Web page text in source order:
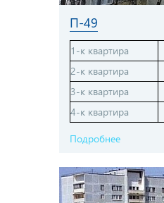
П-49
1-к квартира
2-к квартира
3-к квартира
4-к квартира
Подробнее